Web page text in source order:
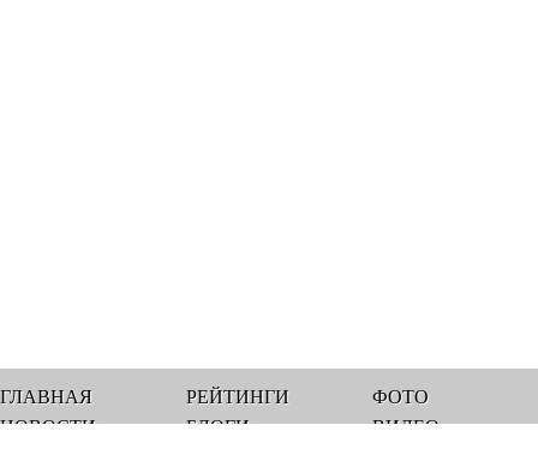
ГЛАВНАЯ
НОВОСТИ
РЕЙТИНГИ
БЛОГИ
ФОТО
ВИДЕО